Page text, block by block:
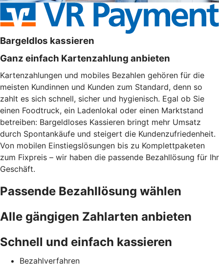
Bargeldlos kassieren
Ganz einfach Kartenzahlung anbieten
Kartenzahlungen und mobiles Bezahlen gehören für die
meisten Kundinnen und Kunden zum Standard, denn so
zahlt es sich schnell, sicher und hygienisch. Egal ob Sie
einen Foodtruck, ein Ladenlokal oder einen Marktstand
betreiben: Bargeldloses Kassieren bringt mehr Umsatz
durch Spontankäufe und steigert die Kundenzufriedenheit.
Von mobilen Einstiegslösungen bis zu Komplettpaketen
zum Fixpreis – wir haben die passende Bezahllösung für Ihr
Geschäft.
Passende Bezahllösung wählen
Alle gängigen Zahlarten anbieten
Schnell und einfach kassieren
Bezahlverfahren